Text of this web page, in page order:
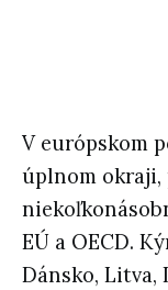
V európskom
úplnom okraji,
EÚ a OECD.
Dánsko, Litva,